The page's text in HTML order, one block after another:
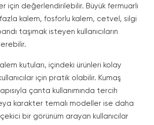
için değerlendirilebilir. Büyük fermuarlı
kalem, fosforlu kalem, cetvel, silgi
taşımak isteyen kullanıcıların
kutuları, içindeki ürünleri kolay
için pratik olabilir. Kumaş
çanta kullanımında tercih
karakter temalı modeller ise daha
bir görünüm arayan kullanıcılar